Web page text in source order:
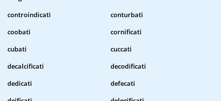
controindicati
conturbati
coobati
cornificati
cubati
cuccati
decalcificati
decodificati
dedicati
defecati